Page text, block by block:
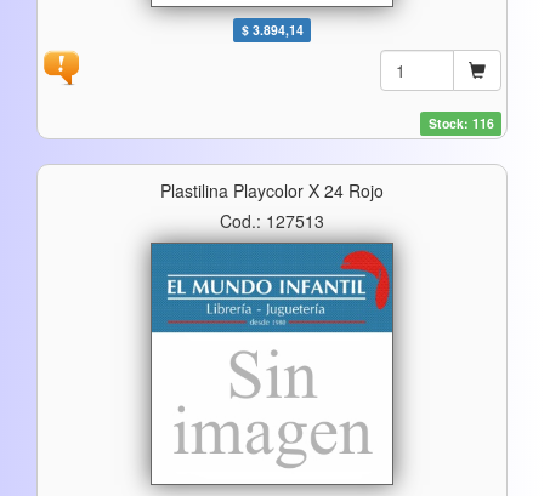
$ 3.894,14
Stock: 116
Plastilina Playcolor X 24 Rojo
Cod.: 127513